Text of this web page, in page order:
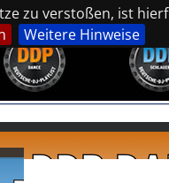
zu verstoßen, ist
Weitere Hinweise